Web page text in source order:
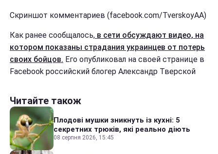
Скриншот комментариев (facebook.com/TverskoyAA)
Как ранее сообщалось, в сети обсуждают видео, на
котором показаны страдания украинцев от потерь
своих бойцов. Его опубликовал на своей странице в
Facebook российский блогер Александр Тверской
Читайте також
Плодові мушки зникнуть із кухні: 5
секретних трюків, які реально діють
08 серпня 2026, 15:45